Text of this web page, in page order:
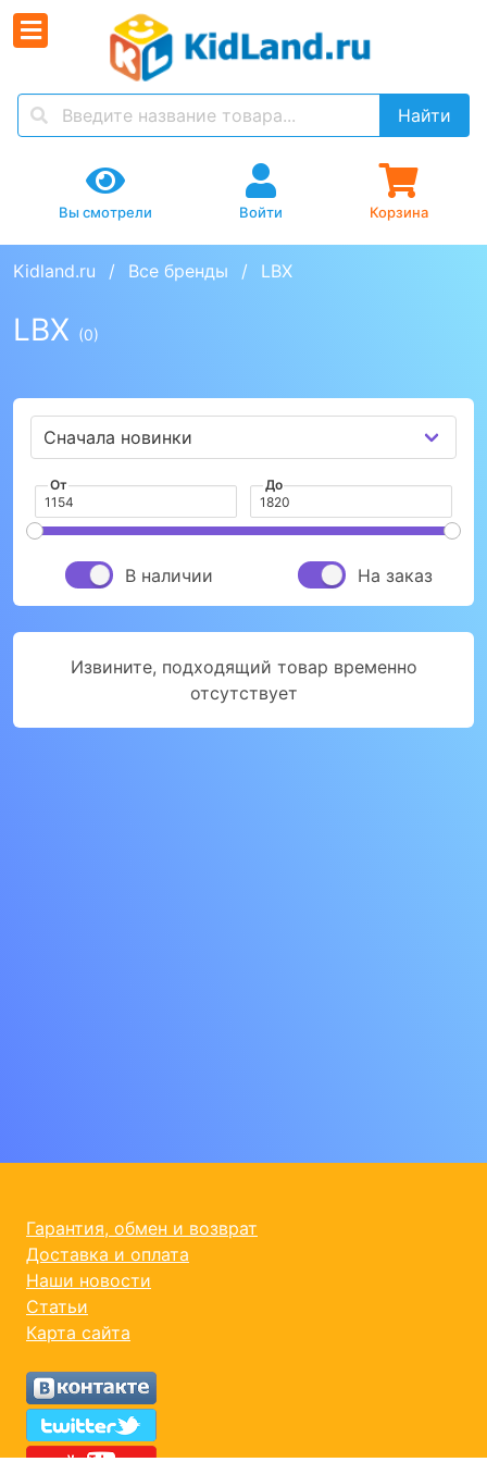
Найти
Вы смотрели Войти Корзина
Kidland.ru Все бренды LBX
LBX (0)
От До
В наличии На заказ
Извините, подходящий товар временно
отсутствует
Гарантия, обмен и возврат
Доставка и оплата
Наши новости
Статьи
Карта сайта